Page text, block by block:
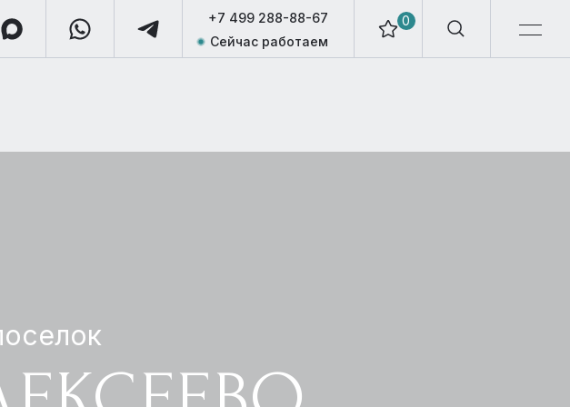
0
+7 499 288-88-67
Сейчас работаем